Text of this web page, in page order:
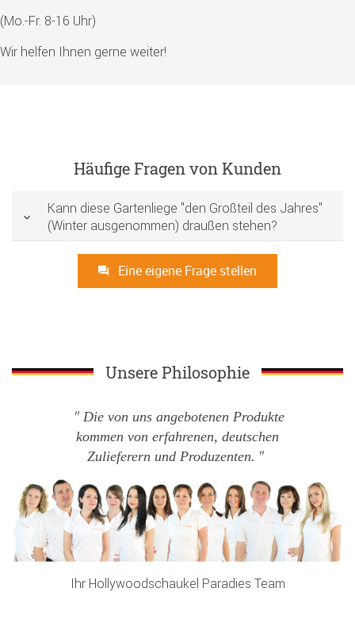
(Mo.-Fr. 8-16 Uhr)
Wir helfen Ihnen gerne weiter!
Häufige Fragen von Kunden
Kann diese Gartenliege "den Großteil des Jahres"
(Winter ausgenommen) draußen stehen?
Eine eigene Frage stellen
Unsere Philosophie
Die von uns angebotenen Produkte
kommen von erfahrenen, deutschen
Zulieferern und Produzenten.
Ihr Hollywoodschaukel Paradies Team